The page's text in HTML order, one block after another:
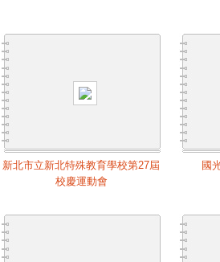
新北市立新北特殊教育學校第27屆
校慶運動會
國